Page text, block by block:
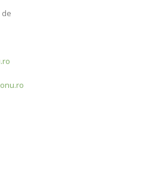
de